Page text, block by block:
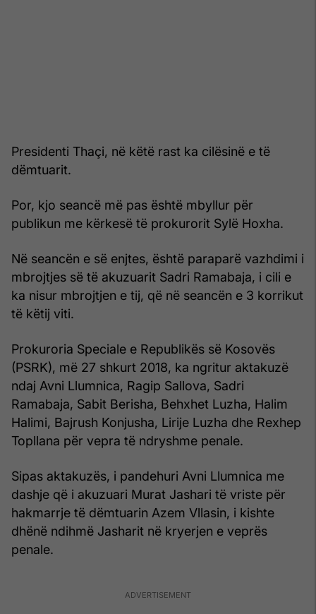
Presidenti Thaçi, në këtë rast ka cilësinë e të
dëmtuarit.
Por, kjo seancë më pas është mbyllur për
publikun me kërkesë të prokurorit Sylë Hoxha.
Në seancën e së enjtes, është paraparë vazhdimi i
mbrojtjes së të akuzuarit Sadri Ramabaja, i cili e
ka nisur mbrojtjen e tij, që në seancën e 3 korrikut
të këtij viti.
Prokuroria Speciale e Republikës së Kosovës
(PSRK), më 27 shkurt 2018, ka ngritur aktakuzë
ndaj Avni Llumnica, Ragip Sallova, Sadri
Ramabaja, Sabit Berisha, Behxhet Luzha, Halim
Halimi, Bajrush Konjusha, Lirije Luzha dhe Rexhep
Topllana për vepra të ndryshme penale.
Sipas aktakuzës, i pandehuri Avni Llumnica me
dashje që i akuzuari Murat Jashari të vriste për
hakmarrje të dëmtuarin Azem Vllasin, i kishte
dhënë ndihmë Jasharit në kryerjen e veprës
penale.